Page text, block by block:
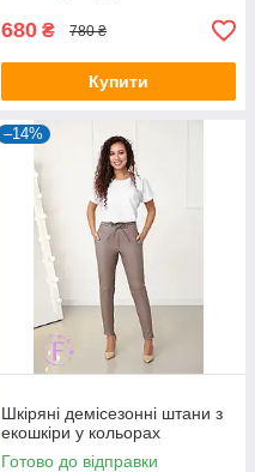
680 ₴ 780 ₴
Купити
–14%
Шкіряні демісезонні штани з
екошкіри у кольорах
Готово до відправки